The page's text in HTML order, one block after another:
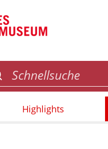
Highlights